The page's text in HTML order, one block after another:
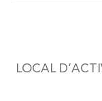
LOCAL